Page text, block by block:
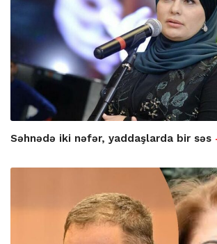
Səhnədə iki nəfər, yaddaşlarda bir səs